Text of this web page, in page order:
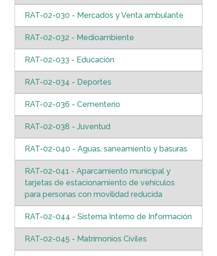
RAT-02-030 - Mercados y Venta ambulante
RAT-02-032 - Medioambiente
RAT-02-033 - Educación
RAT-02-034 - Deportes
RAT-02-036 - Cementerio
RAT-02-038 - Juventud
RAT-02-040 - Aguas, saneamiento y basuras
RAT-02-041 - Aparcamiento municipal y
tarjetas de estacionamiento de vehículos
para personas con movilidad reducida
RAT-02-044 - Sistema Interno de Información
RAT-02-045 - Matrimonios Civiles